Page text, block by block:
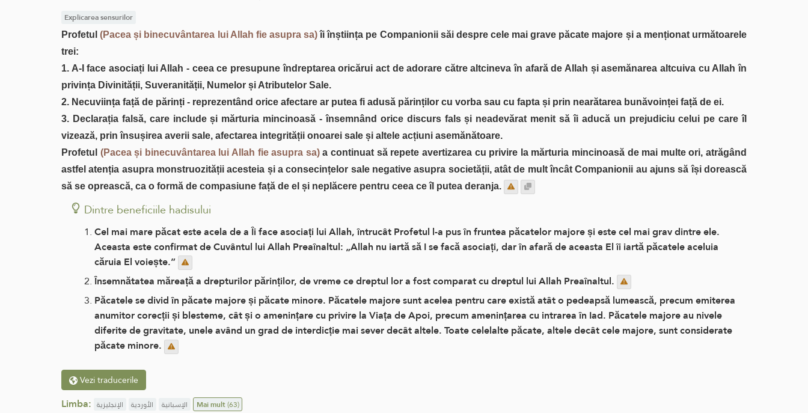
Explicarea sensurilor
Profetul(Pacea și binecuvântarea lui Allah fie asupra sa)îi înștiința pe Companionii săi despre cele mai grave păcate majore și a menționat următoarele
trei:
1. A-I face asociați lui Allah - ceea ce presupune îndreptarea oricărui act de adorare către altcineva în afară de Allah și asemănarea altcuiva cu Allah în
privința Divinității, Suveranității, Numelor și Atributelor Sale.
2. Necuviința față de părinți - reprezentând orice afectare ar putea fi adusă părinților cu vorba sau cu fapta și prin nearătarea bunăvoinței față de ei.
3. Declarația falsă, care include și mărturia mincinoasă - însemnând orice discurs fals și neadevărat menit să îi aducă un prejudiciu celui pe care îl
vizează, prin însușirea averii sale, afectarea integrității onoarei sale și altele acțiuni asemănătoare.
Profetul (Pacea și binecuvântarea lui Allah fie asupra sa)a continuat să repete avertizarea cu privire la mărturia mincinoasă de mai multe ori, atrăgând
astfel atenția asupra monstruozității acesteia și a consecințelor sale negative asupra societății, atât de mult încât Companionii au ajuns să își dorească
să se oprească, ca o formă de compasiune față de el și neplăcere pentru ceea ce îl putea deranja.
Dintre beneficiile hadisului
Cel mai mare păcat este acela de a Îi face asociați lui Allah, întrucât Profetul l-a pus în fruntea păcatelor majore și este cel mai grav dintre ele.
Aceasta este confirmat de Cuvântul lui Allah Preaînaltul: „Allah nu iartă să I se facă asociați, dar în afară de aceasta El îi iartă păcatele aceluia
căruia El voiește.”
Însemnătatea măreață a drepturilor părinților, de vreme ce dreptul lor a fost comparat cu dreptul lui Allah Preaînaltul.
Păcatele se divid în păcate majore și păcate minore. Păcatele majore sunt acelea pentru care există atât o pedeapsă lumească, precum emiterea
anumitor corecții și blesteme, cât și o amenințare cu privire la Viața de Apoi, precum amenințarea cu intrarea în Iad. Păcatele majore au nivele
diferite de gravitate, unele având un grad de interdicție mai sever decât altele. Toate celelalte păcate, altele decât cele majore, sunt considerate
păcate minore.
Vezi traducerile
Limba: الإنجليزية الأوردية الإسبانية Mai mult(63)